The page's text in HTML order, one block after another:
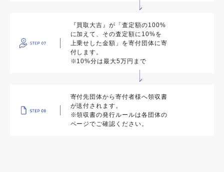
『買取大吉』が「査定額の100%
に加えて、その査定額に10%を
上乗せした金額」を寄付団体に寄
付します。
※10%分は最大5万円まで
寄付先団体から寄付者様へ領収書
が送付されます。
※領収書の発行ルールは各団体の
ページでご確認ください。